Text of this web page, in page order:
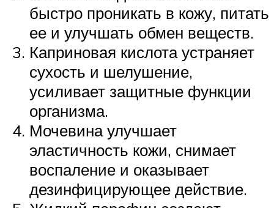
быстро проникать в кожу, питать
ее и улучшать обмен веществ.
Каприновая кислота устраняет
сухость и шелушение,
усиливает защитные функции
организма.
Мочевина улучшает
эластичность кожи, снимает
воспаление и оказывает
дезинфицирующее действие.